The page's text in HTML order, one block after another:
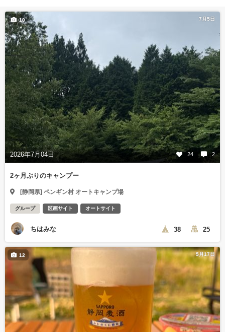
7月5日
2026年7月04日 24 2
10
2ヶ月ぶりのキャンプー
[静岡県] ペンギン村 オートキャンプ場
グループ 区画サイト オートサイト
ちはみな 38 25
5月17日
12